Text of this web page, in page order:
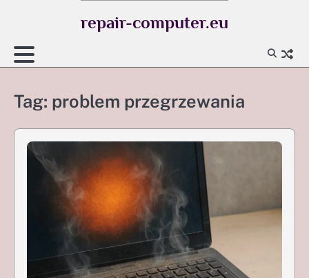
repair-computer.eu
Tag: problem przegrzewania